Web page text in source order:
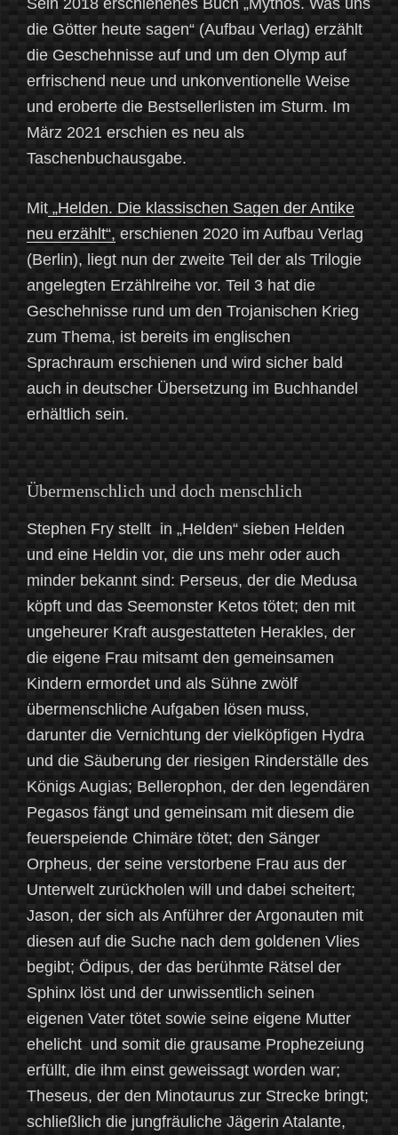
Sein 2018 erschienenes Buch „Mythos. Was uns
die Götter heute sagen“ (Aufbau Verlag) erzählt
die Geschehnisse auf und um den Olymp auf
erfrischend neue und unkonventionelle Weise
und eroberte die Bestsellerlisten im Sturm. Im
März 2021 erschien es neu als
Taschenbuchausgabe.
Mit „Helden. Die klassischen Sagen der Antike
neu erzählt“, erschienen 2020 im Aufbau Verlag
(Berlin), liegt nun der zweite Teil der als Trilogie
angelegten Erzählreihe vor. Teil 3 hat die
Geschehnisse rund um den Trojanischen Krieg
zum Thema, ist bereits im englischen
Sprachraum erschienen und wird sicher bald
auch in deutscher Übersetzung im Buchhandel
erhältlich sein.
Übermenschlich und doch menschlich
Stephen Fry stellt in „Helden“ sieben Helden
und eine Heldin vor, die uns mehr oder auch
minder bekannt sind: Perseus, der die Medusa
köpft und das Seemonster Ketos tötet; den mit
ungeheurer Kraft ausgestatteten Herakles, der
die eigene Frau mitsamt den gemeinsamen
Kindern ermordet und als Sühne zwölf
übermenschliche Aufgaben lösen muss,
darunter die Vernichtung der vielköpfigen Hydra
und die Säuberung der riesigen Rinderställe des
Königs Augias; Bellerophon, der den legendären
Pegasos fängt und gemeinsam mit diesem die
feuerspeiende Chimäre tötet; den Sänger
Orpheus, der seine verstorbene Frau aus der
Unterwelt zurückholen will und dabei scheitert;
Jason, der sich als Anführer der Argonauten mit
diesen auf die Suche nach dem goldenen Vlies
begibt; Ödipus, der das berühmte Rätsel der
Sphinx löst und der unwissentlich seinen
eigenen Vater tötet sowie seine eigene Mutter
ehelicht und somit die grausame Prophezeiung
erfüllt, die ihm einst geweissagt worden war;
Theseus, der den Minotaurus zur Strecke bringt;
schließlich die jungfräuliche Jägerin Atalante,